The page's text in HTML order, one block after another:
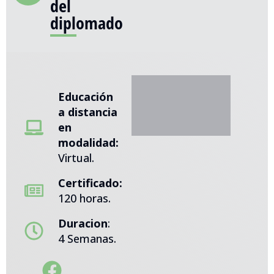
del
diplomado
Educación
a distancia
en
modalidad:
Virtual.
Certificado:
120 horas.
Duracion:
4 Semanas.